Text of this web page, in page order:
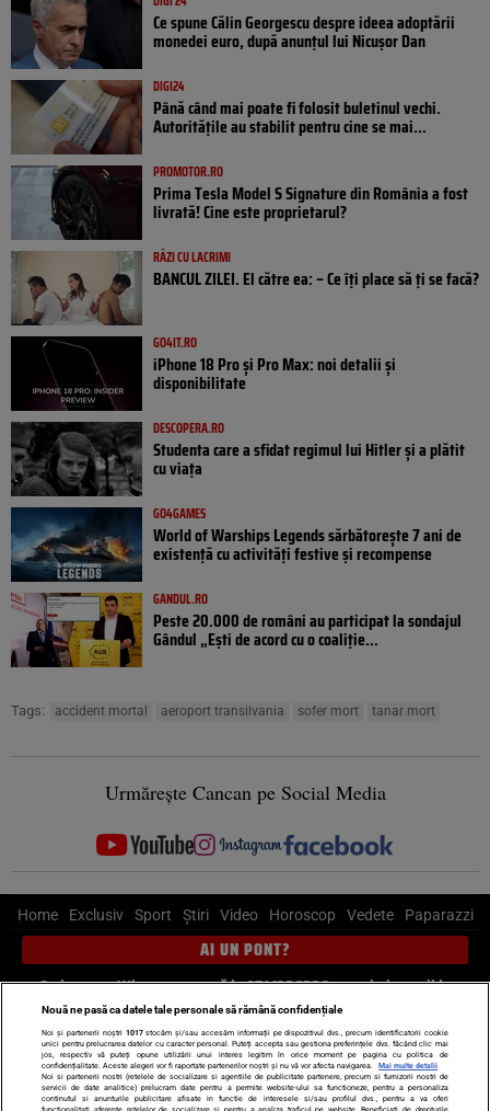
Ce spune Călin Georgescu despre ideea adoptării
monedei euro, după anunțul lui Nicușor Dan
DIGI24
Până când mai poate fi folosit buletinul vechi.
Autoritățile au stabilit pentru cine se mai...
PROMOTOR.RO
Prima Tesla Model S Signature din România a fost
livrată! Cine este proprietarul?
RÂZI CU LACRIMI
BANCUL ZILEI. El către ea: – Ce îți place să ți se facă?
GO4IT.RO
iPhone 18 Pro și Pro Max: noi detalii și
disponibilitate
DESCOPERA.RO
Studenta care a sfidat regimul lui Hitler și a plătit
cu viața
GO4GAMES
World of Warships Legends sărbătorește 7 ani de
existență cu activități festive și recompense
GANDUL.RO
Peste 20.000 de români au participat la sondajul
Gândul „Ești de acord cu o coaliție...
Tags: accident mortal aeroport transilvania sofer mort tanar mort
Urmărește Cancan pe Social Media
Home Exclusiv Sport Știri Video Horoscop Vedete Paparazzi
AI UN PONT?
Scrie-ne pe Whatsapp, sună la 0741226226 sau trimite mail la
pont@cancan.ro
Știri interne Știri externe
Politică
Ultimele stiri
Diete Insula Iubirii Dictionar de vise LIFE STYLE
Nouă ne pasă ca datele tale personale să rămână confidențiale
Noi și partenerii noștri 1017stocăm și/sau accesăm informații pe dispozitivul dvs., precum identificatorii cookie
unici pentru prelucrarea datelor cu caracter personal. Puteți accepta sau gestiona preferințele dvs. făcând clic mai
jos, respectiv vă puteți opune utilizării unui interes legitim în orice moment pe pagina cu politica de
confidențialitate. Aceste alegeri vor fi raportate partenerilor noștri și nu vă vor afecta navigarea.
Mai multe detalii
Noi si partenerii nostri (retelele de socializare si agentiile de publicitate partenere, precum si furnizorii nostri de
servicii de date analitice) prelucram date pentru a permite website-ului sa functioneze, pentru a personaliza
continutul si anunturile publicitare afisate in functie de interesele si/sau profilul dvs., pentru a va oferi
functionalitati aferente retelelor de socializare si pentru a analiza traficul pe website. Beneficiati de drepturile